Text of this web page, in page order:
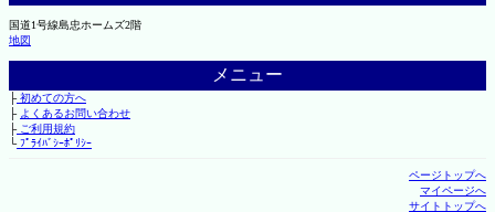
国道1号線島忠ホームズ2階
地図
メニュー
├初めての方へ
├ よくあるお問い合わせ
├ご利用規約
└ﾌﾟﾗｲﾊﾞｼｰﾎﾟﾘｼｰ
ページトップへ
マイページへ
サイトトップへ